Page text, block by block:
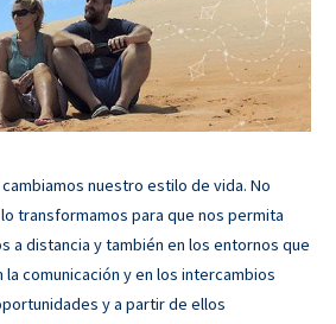
nuestro estilo de vida. No
transformamos para que nos permita
a distancia y también en los entornos que
la comunicación y en los intercambios
y a partir de ellos